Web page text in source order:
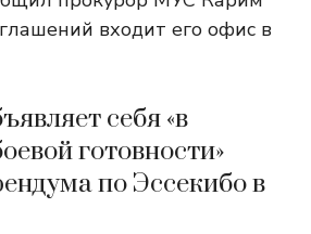
входит его офис в
себя «в
готовности»
по Эссекибо в